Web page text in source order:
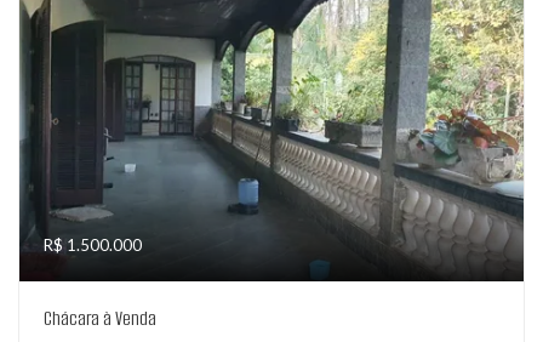
R$ 1.500.000
Chácara à Venda